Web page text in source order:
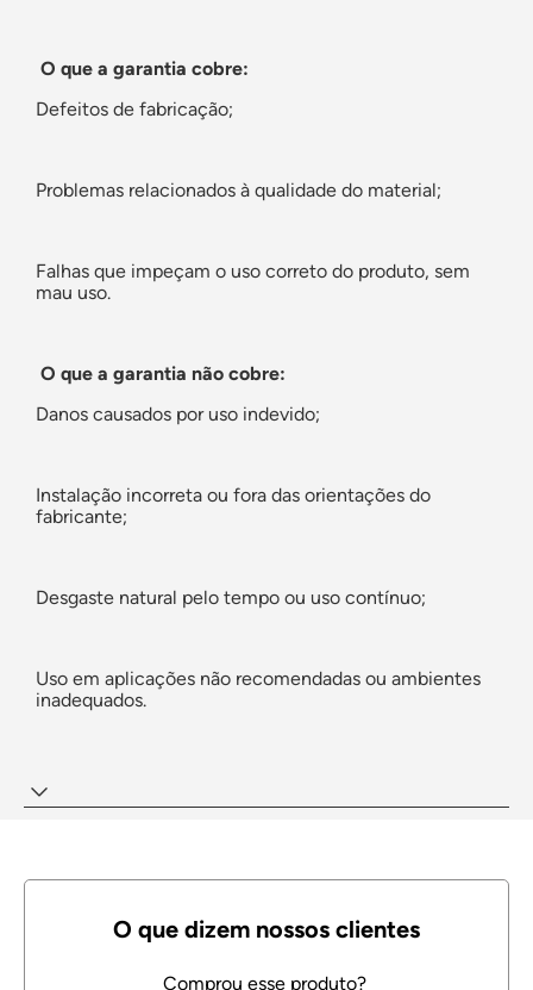
O que a garantia cobre:
Defeitos de fabricação;
Problemas relacionados à qualidade do material;
Falhas que impeçam o uso correto do produto, sem
mau uso.
O que a garantia não cobre:
Danos causados por uso indevido;
Instalação incorreta ou fora das orientações do
fabricante;
Desgaste natural pelo tempo ou uso contínuo;
Uso em aplicações não recomendadas ou ambientes
inadequados.